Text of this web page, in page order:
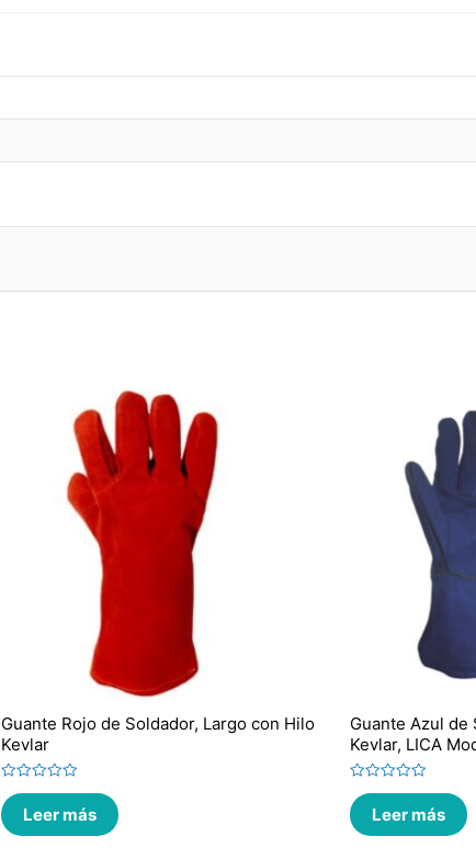
Guante Rojo de Soldador, Largo con Hilo
Kevlar
Valorado
en
0
de
Leer más
Guante Azul de
Kevlar, LICA
Valorado
en
0
de
Leer más